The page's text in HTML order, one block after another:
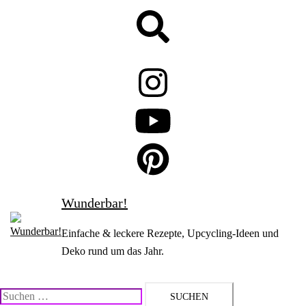
Wunderbar!
Einfache & leckere Rezepte, Upcycling-Ideen und
Deko rund um das Jahr.
Suchen